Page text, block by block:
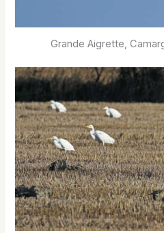
Grande Aigrette,